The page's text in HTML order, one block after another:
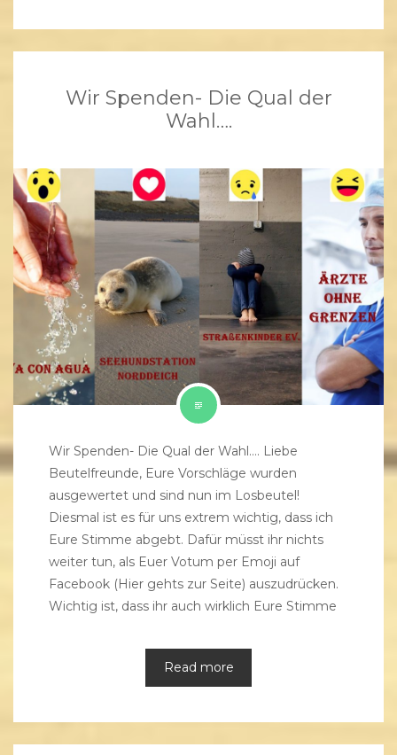
Wir Spenden- Die Qual der
Wahl….
Wir Spenden- Die Qual der Wahl…. Liebe
Beutelfreunde, Eure Vorschläge wurden
ausgewertet und sind nun im Losbeutel!
Diesmal ist es für uns extrem wichtig, dass ich
Eure Stimme abgebt. Dafür müsst ihr nichts
weiter tun, als Euer Votum per Emoji auf
Facebook (Hier gehts zur Seite) auszudrücken.
Wichtig ist, dass ihr auch wirklich Eure Stimme
Read more